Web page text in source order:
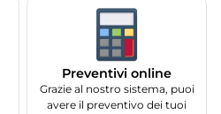
Preventivi online
Grazie al nostro sistema, puoi
avere il preventivo dei tuoi